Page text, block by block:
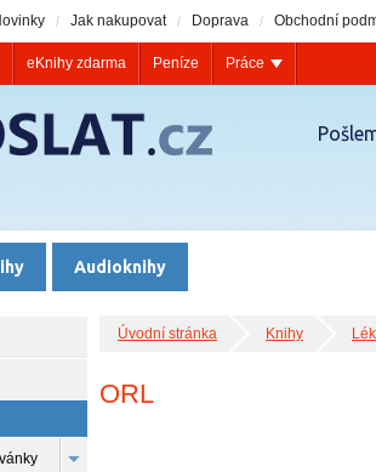
Audioknihy
Úvodní stránka Knihy
ORL
Jak nakupovat Doprava Obchodní
eKnihy zdarma Peníze Práce